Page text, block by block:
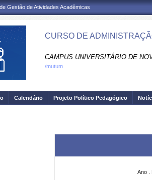
Gestão de Atividades Acadêmicas
CURSO DE
CAMPUS UNIVERSITÁRIO DE
/mutum
Calendário Projeto Político Pedagógico
Ano .